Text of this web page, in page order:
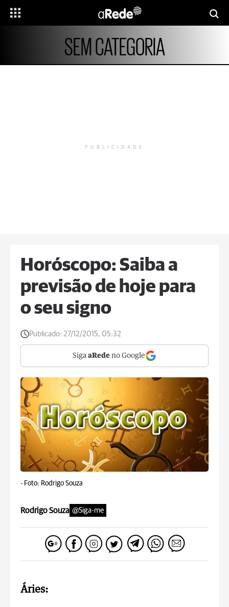
SEM CATEGORIA
PUBLICIDADE
Horóscopo: Saiba a
previsão de hoje para
o seu signo
Publicado: 27/12/2015, 05:32
Siga aRede no Google
- Foto: Rodrigo Souza
Rodrigo Souza @Siga-me
Áries: